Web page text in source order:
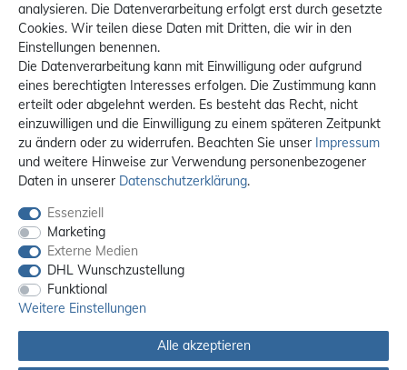
analysieren. Die Datenverarbeitung erfolgt erst durch gesetzte
Cookies. Wir teilen diese Daten mit Dritten, die wir in den
Einstellungen benennen.
Die Datenverarbeitung kann mit Einwilligung oder aufgrund
eines berechtigten Interesses erfolgen. Die Zustimmung kann
erteilt oder abgelehnt werden. Es besteht das Recht, nicht
einzuwilligen und die Einwilligung zu einem späteren Zeitpunkt
zu ändern oder zu widerrufen. Beachten Sie unser Impressum
und weitere Hinweise zur Verwendung personenbezogener
Daten in unserer Daten­schutz­erklärung.
Essenziell
Marketing
Externe Medien
DHL Wunschzustellung
Funktional
Weitere Einstellungen
Alle akzeptieren